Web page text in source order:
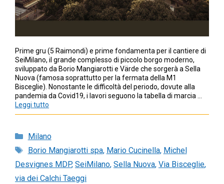
Prime gru (5 Raimondi) e prime fondamenta per il cantiere di
SeiMilano, il grande complesso di piccolo borgo moderno,
sviluppato da Borio Mangiarotti e Värde che sorgerà a Sella
Nuova (famosa soprattutto per la fermata della M1
Bisceglie). Nonostante le difficoltà del periodo, dovute alla
pandemia da Covid19, i lavori seguono la tabella di marcia …
Leggi tutto
Categorie
Milano
Tag
Borio Mangiarotti spa, Mario Cucinella, Michel
Desvignes MDP, SeiMilano, Sella Nuova, Via Bisceglie,
via dei Calchi Taeggi